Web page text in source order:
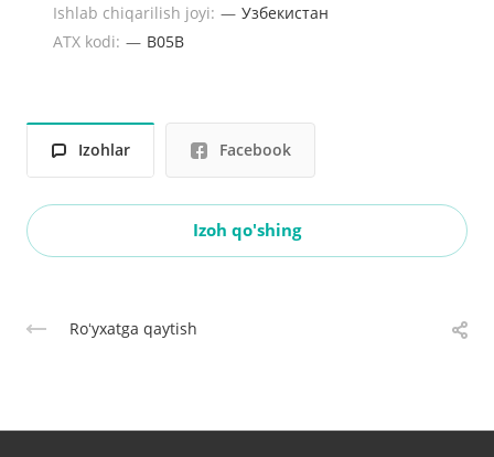
Ishlab chiqarilish joyi: — Узбекистан
ATX kodi: — B05B
Izohlar Facebook
Izoh qo'shing
Roʻyxatga qaytish